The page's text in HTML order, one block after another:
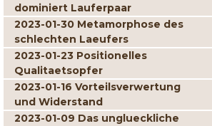
dominiert Lauferpaar
2023-01-30 Metamorphose des
schlechten Laeufers
2023-01-23 Positionelles
Qualitaetsopfer
2023-01-16 Vorteilsverwertung
und Widerstand
2023-01-09 Das unglueckliche